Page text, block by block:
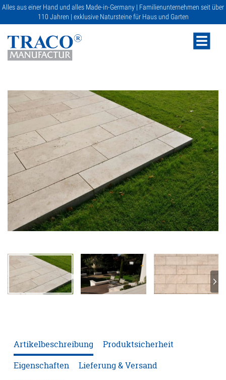
Alles aus einer Hand und alles Made-in-Germany | Familienunternehmen seit über
110 Jahren | exklusive Natursteine für Haus und Garten
NATURSTEINE
KATALOGE
RATGEBER
SERVICE
GALERIE
ANFRAGE
KONFIGURATOR
0
Artikelbeschreibung
Produktsicherheit
Eigenschaften
Lieferung & Versand